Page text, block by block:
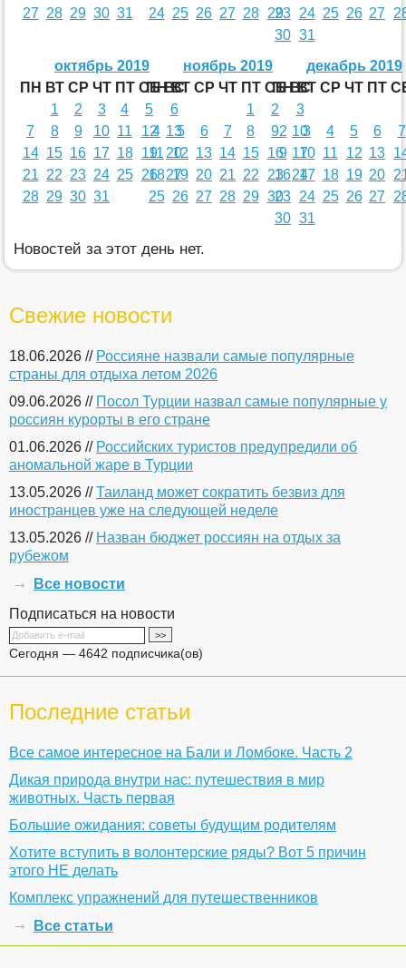
27 28 29 30 31
24 25 26 27 28 2923 24 25 26 27
30 31
октябрь 2019
ПН ВТ СР ЧТ ПТ СБ ВС
1
2 3 4 5
6
7
8 9 10 11 12
13
14 15 16 17 18 19
20
21 22 23 24 25 26
27
28 29 30 31
ноябрь 2019
ПН ВТ СР ЧТ ПТ СБ ВС
1
2
3
4
5 6 7 8 9
10
11 12 13 14 15 16
17
18 19 20 21 22 23
24
25 26 27 28 29 30
декабрь 2019
ПН ВТ СР ЧТ ПТ
2 3 4 5 6
7
9
10 11 12 13
16 17 18 19 20
23 24 25 26 27
30 31
Новостей за этот день нет.
Свежие новости
18.06.2026 // Россияне назвали самые популярные
страны для отдыха летом 2026
09.06.2026 // Посол Турции назвал самые популярные у
россиян курорты в его стране
01.06.2026 // Российских туристов предупредили об
аномальной жаре в Турции
13.05.2026 //Таиланд может сократить безвиз для
иностранцев уже на следующей неделе
13.05.2026 // Назван бюджет россиян на отдых за
рубежом
Все новости
Подписаться на новости
Сегодня — 4642 подписчика(ов)
Последние статьи
Все самое интересное на Бали и Ломбоке. Часть 2
Дикая природа внутри нас: путешествия в мир
животных. Часть первая
Большие ожидания: советы будущим родителям
Хотите вступить в волонтерские ряды? Вот 5 причин
этого НЕ делать
Комплекс упражнений для путешественников
Все статьи